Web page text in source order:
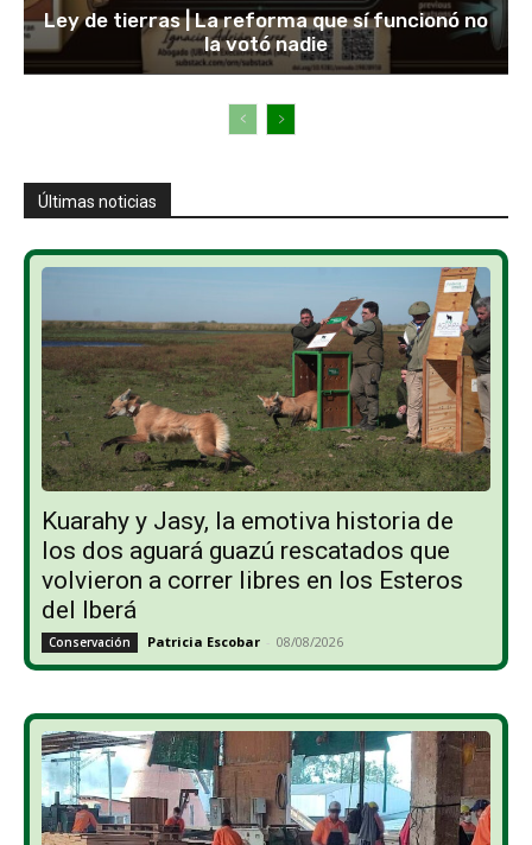
Ley de tierras | La reforma que sí funcionó no
la votó nadie
Últimas noticias
Kuarahy y Jasy, la emotiva historia de
los dos aguará guazú rescatados que
volvieron a correr libres en los Esteros
del Iberá
Conservación Patricia Escobar - 08/08/2026